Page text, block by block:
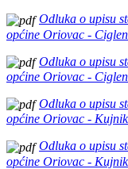
Odluka o upisu
općine Oriovac -
Odluka o upisu
općine Oriovac -
Odluka o upisu
općine Oriovac - Kujnik
Odluka o upisu
općine Oriovac -